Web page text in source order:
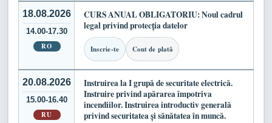
18.08.2026
14.00-17.30
RO
CURS ANUAL OBLIGATORIU: Noul cadrul
legal privind protecția datelor
Inscrie-te Cont de plată
20.08.2026
15.00-16.40
RU
Instruirea la I grupă de securitate electrică.
Instruire privind apărarea împotriva
incendiilor. Instruirea introductiv generală
privind securitatea și sănătatea în muncă.